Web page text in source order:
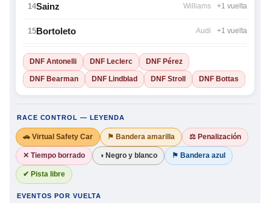
14Sainz Williams +1 vuelta
15Bortoleto Audi +1 vuelta
DNF Antonelli DNF Leclerc DNF Pérez
DNF Bearman DNF Lindblad DNF Stroll DNF Bottas
RACE CONTROL — LEYENDA
🚗 Virtual Safety Car ⚑ Bandera amarilla ⚖ Penalización
✕ Tiempo borrado ◑ Negro y blanco ⚑ Bandera azul
✔ Pista libre
EVENTOS POR VUELTA